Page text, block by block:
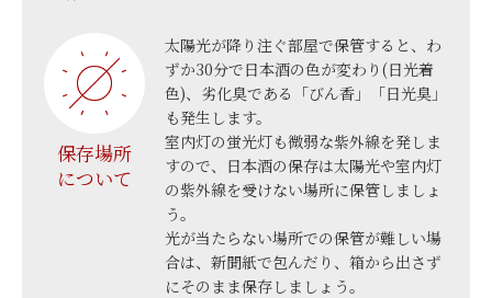
保存場所
について
太陽光が降り注ぐ部屋で保管すると、わ
ずか30分で日本酒の色が変わり(日光着
色)、劣化臭である「びん香」「日光臭」
も発生します。
室内灯の蛍光灯も微弱な紫外線を発しま
すので、日本酒の保存は太陽光や室内灯
の紫外線を受けない場所に保管しましょ
う。
光が当たらない場所での保管が難しい場
合は、新聞紙で包んだり、箱から出さず
にそのまま保存しましょう。